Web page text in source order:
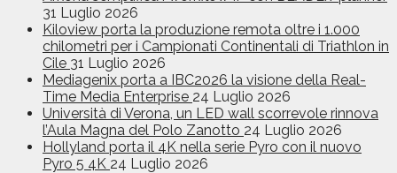
31 Luglio 2026
Kiloview porta la produzione remota oltre i 1.000
chilometri per i Campionati Continentali di Triathlon in
Cile 31 Luglio 2026
Mediagenix porta a IBC2026 la visione della Real-
Time Media Enterprise 24 Luglio 2026
Università di Verona, un LED wall scorrevole rinnova
l’Aula Magna del Polo Zanotto 24 Luglio 2026
Hollyland porta il 4K nella serie Pyro con il nuovo
Pyro 5 4K 24 Luglio 2026